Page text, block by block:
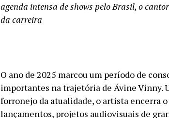
agenda intensa de shows pelo Brasil, o
da carreira
O ano de 2025 marcou um período de
importantes na trajetória de Ávine Vinny.
forronejo da atualidade, o artista encerra
lançamentos, projetos audiovisuais de